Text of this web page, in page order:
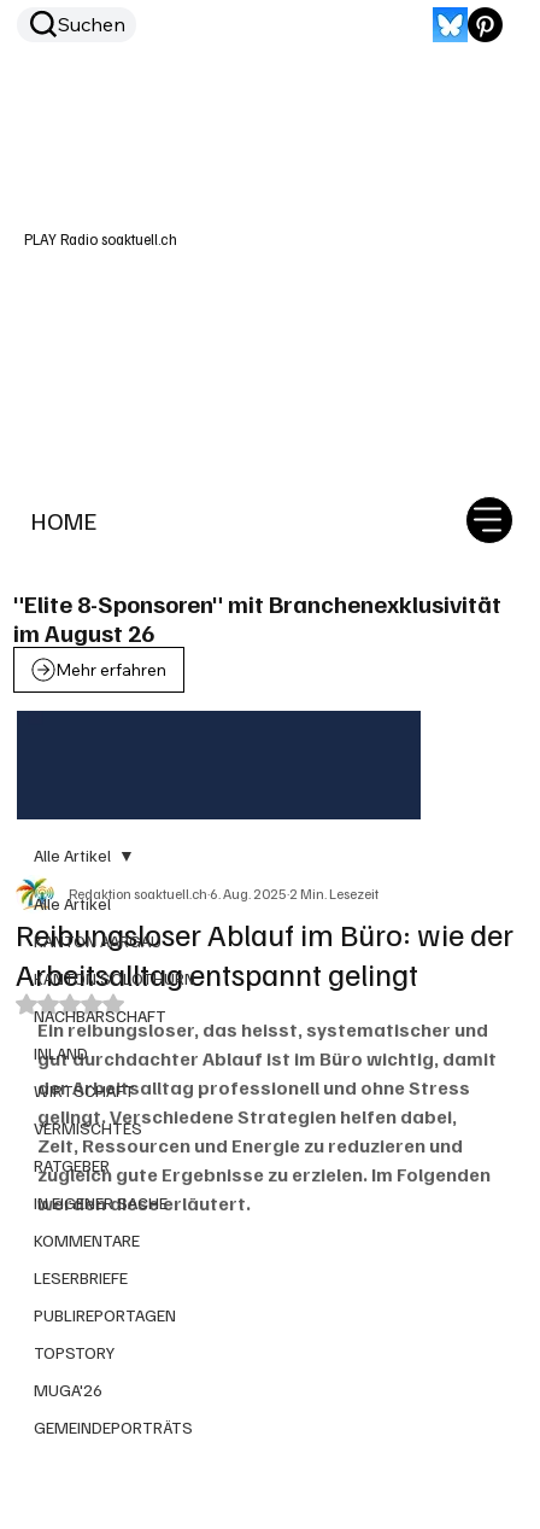
HOME
Suchen
PLAY Radio soaktuell.ch
"Elite 8-Sponsoren" mit Branchenexklusivität
im August 26
Mehr erfahren
Alle Artikel
KANTON AARGAU
KANTON SOLOTHURN
NACHBARSCHAFT
INLAND
WIRTSCHAFT
VERMISCHTES
RATGEBER
IN EIGENER SACHE
KOMMENTARE
LESERBRIEFE
PUBLIREPORTAGEN
TOPSTORY
MUGA'26
GEMEINDEPORTRÄTS
Alle Artikel
Reibungsloser Ablauf im Büro: wie der
Arbeitsalltag entspannt gelingt
Redaktion soaktuell.ch6. Aug. 20252 Min. Lesezeit
Mit NaN von 5 Sternen bewertet.
Ein reibungsloser, das heisst, systematischer und
gut durchdachter Ablauf ist im Büro wichtig, damit
der Arbeitsalltag professionell und ohne Stress
gelingt. Verschiedene Strategien helfen dabei,
Zeit, Ressourcen und Energie zu reduzieren und
zugleich gute Ergebnisse zu erzielen. Im Folgenden
werden diese erläutert.